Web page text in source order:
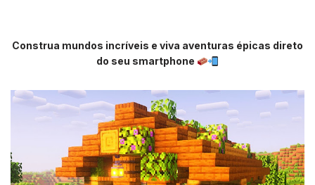
Construa mundos incríveis e viva aventuras épicas direto
do seu smartphone